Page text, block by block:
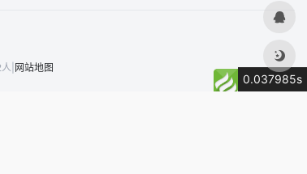
网站地图
0.037985s